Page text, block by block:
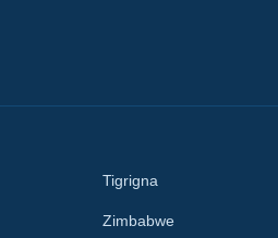
Tigrigna
Zimbabwe